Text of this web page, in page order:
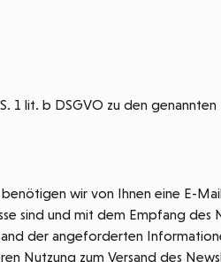
lit. b DSGVO zu den
wir von Ihnen eine E-
sind und mit dem Empfang des
der angeforderten
Nutzung zum Versand des